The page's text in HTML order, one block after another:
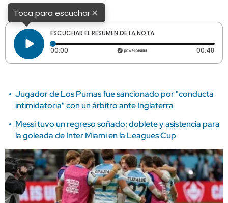
Toca para escuchar×
ESCUCHAR EL RESUMEN DE LA NOTA
00:00 Tiempo transcurrido: 0 segundos 00:48
Jugador de Los Pumas fue sancionado por "conducta
intimidatoria" con un árbitro ante Inglaterra
Messi tuvo un regreso soñado: doblete y asistencia para
la goleada de Inter Miami en la Leagues Cup